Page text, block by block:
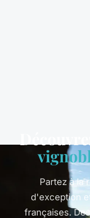
Partez à la
d'exception
françaises.